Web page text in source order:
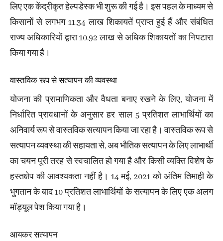
लिए एक केंद्रीकृत हेल्पडेस्क भी शुरू की गई है। इस पहल के माध्यम से
किसानों से लगभग 11.34 लाख शिकायतें प्राप्त हुई हैं और संबंधित
राज्य अधिकारियों द्वारा 10.92 लाख से अधिक शिकायतों का निपटारा
किया गया है।
वास्तविक रूप से सत्यापन की व्यवस्था
योजना की प्रामाणिकता और वैधता बनाए रखने के लिए, योजना में
निर्धारित प्रावधानों के अनुसार हर साल 5 प्रतिशत लाभार्थियों का
अनिवार्य रूप से वास्तविक सत्यापन किया जा रहा है। वास्तविक रूप से
सत्यापन व्यवस्था की सहायता से, अब भौतिक सत्यापन के लिए लाभार्थी
का चयन पूरी तरह से स्वचालित हो गया है और किसी व्यक्ति विशेष के
हस्तक्षेप की आवश्यकता नहीं है। 14 मई, 2021 को अंतिम तिमाही के
भुगतान के बाद 10 प्रतिशत लाभार्थियों के सत्यापन के लिए एक अलग
मॉड्यूल पेश किया गया है।
आयकर सत्यापन